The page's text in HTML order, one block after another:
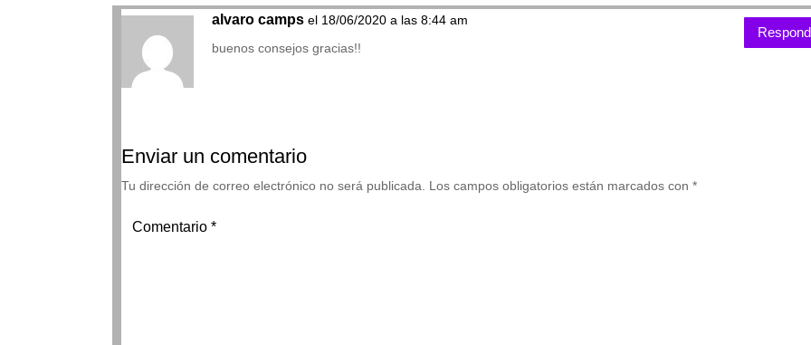
alvaro camps el 18/06/2020 a las 8:44 am
buenos consejos gracias!!
Enviar un comentario
Tu dirección de correo electrónico no será publicada. Los campos obligatorios están marcados con*